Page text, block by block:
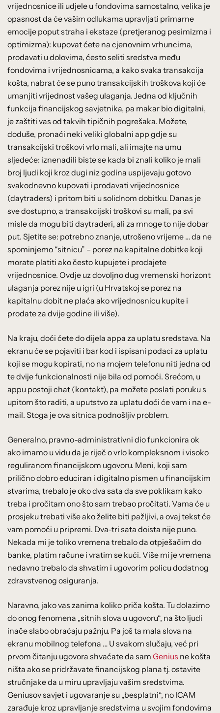
vrijednosnice ili udjele u fondovima samostalno, velika je
opasnost da će vašim odlukama upravljati primarne
emocije poput straha i ekstaze (pretjeranog pesimizma i
optimizma): kupovat ćete na cjenovnim vrhuncima,
prodavati u dolovima, ćesto seliti sredstva među
fondovima i vrijednosnicama, a kako svaka transakcija
košta, nabrat će se puno transakcijskih troškova koji će
umanjiti vrijednost vašeg ulaganja. Jedna od ključnih
funkcija financijskog savjetnika, pa makar bio digitalni,
je zaštiti vas od takvih tipičnih pogrešaka. Možete,
doduše, pronaći neki veliki globalni app gdje su
transakcijski troškovi vrlo mali, ali imajte na umu
sljedeće: iznenadili biste se kada bi znali koliko je mali
broj ljudi koji kroz dugi niz godina uspijevaju gotovo
svakodnevno kupovati i prodavati vrijednosnice
(daytraders) i pritom biti u solidnom dobitku. Danas je
sve dostupno, a transakcijski troškovi su mali, pa svi
misle da mogu biti daytraderi, ali za mnoge to nije dobar
put. Sjetite se: potrebno znanje, utrošeno vrijeme … da ne
spominjemo “sitnicu” – porez na kapitalne dobitke koji
morate platiti ako često kupujete i prodajete
vrijednosnice. Ovdje uz dovoljno dug vremenski horizont
ulaganja porez nije u igri (u Hrvatskoj se porez na
kapitalnu dobit ne plaća ako vrijednosnicu kupite i
prodate za dvije godine ili više).
Na kraju, doći ćete do dijela appa za uplatu sredstava. Na
ekranu će se pojaviti i bar kod i ispisani podaci za uplatu
koji se mogu kopirati, no na mojem telefonu niti jedna od
te dvije funkcionalnosti nije bila od pomoći. Srećom, u
appu postoji chat (kontakt), pa možete poslati poruku s
upitom što raditi, a uputstvo za uplatu doći će vam i na e-
mail. Stoga je ova sitnica podnošljiv problem.
Generalno, pravno-administrativni dio funkcionira ok
ako imamo u vidu da je riječ o vrlo kompleksnom i visoko
reguliranom financijskom ugovoru. Meni, koji sam
prilično dobro educiran i digitalno pismen u financijskim
stvarima, trebalo je oko dva sata da sve poklikam kako
treba i pročitam ono što sam trebao pročitati. Vama će u
prosjeku trebati više ako želite biti pažljivi, a ovaj tekst će
vam pomoći u pripremi. Dva-tri sata doista nije puno.
Nekada mi je toliko vremena trebalo da otpješačim do
banke, platim račune i vratim se kući. Više mi je vremena
nedavno trebalo da shvatim i ugovorim policu dodatnog
zdravstvenog osiguranja.
Naravno, jako vas zanima koliko priča košta. Tu dolazimo
do onog fenomena „sitnih slova u ugovoru“, na što ljudi
inače slabo obraćaju pažnju. Pa još ta mala slova na
ekranu mobilnog telefona … U svakom slučaju, već pri
prvom čitanju ugovora shvaćate da sam Genius ne košta
ništa ako se pridržavate financijskog plana tj. ostavite
stručnjake da u miru upravljaju vašim sredstvima.
Geniusov savjet i ugovaranje su „besplatni“, no ICAM
zarađuje kroz upravljanje sredstvima u svojim fondovima